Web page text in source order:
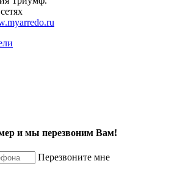
и мы перезвоним Вам!
Перезвоните мне